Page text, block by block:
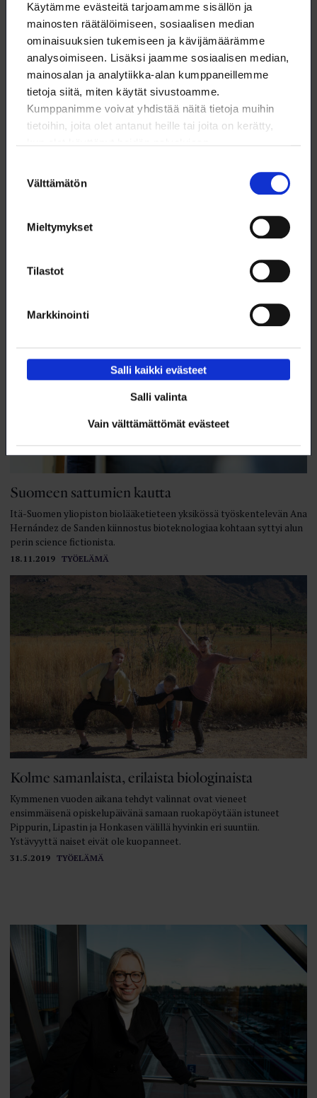
Käytämme evästeitä tarjoamamme sisällön ja
mainosten räätälöimiseen, sosiaalisen median
ominaisuuksien tukemiseen ja kävijämäärämme
analysoimiseen. Lisäksi jaamme sosiaalisen median,
mainosalan ja analytiikka-alan kumppaneillemme
tietoja siitä, miten käytät sivustoamme.
Kumppanimme voivat yhdistää näitä tietoja muihin
tietoihin, joita olet antanut heille tai joita on kerätty,
valinta
Välttämätön
Mieltymykset
Tilastot
Markkinointi
Salli kaikki evästeet
Salli valinta
Vain välttämättömät evästeet
18.2.2020 TYÖELÄMÄ
Post doc -tutkijan USA:ssa työskentelevä Lilli Kaarakka sanoo, että
niissä amerikkalaisissa tutkimuslaitoksissa, joissa hän on toiminut,
maisteriopiskelijat pyritään sitomaan tiedeyhteisön toimintaan
18.11.2019 TYÖELÄMÄ
Suomeen sattumien kautta
Itä-Suomen yliopiston biolääketieteen yksikössä työskentelevän Ana
Hernández de Sanden kiinnostus bioteknologiaa kohtaan syttyi alun
perin science fictionista.
31.5.2019 TYÖELÄMÄ
Kolme samanlaista, erilaista biologinaista
Kymmenen vuoden aikana tehdyt valinnat ovat vieneet
ensimmäisenä opiskelupäivänä samaan ruokapöytään istuneet
Pippurin, Lipastin ja Honkasen välillä hyvinkin eri suuntiin.
Ystävyyttä naiset eivät ole kuopanneet.